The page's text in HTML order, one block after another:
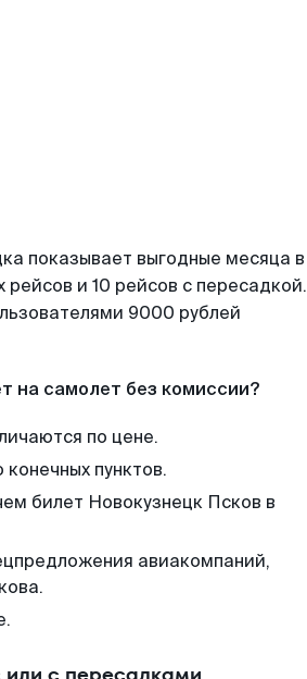
показывает выгодные месяца в
и 10 рейсов с пересадкой.
9000 рублей
на самолет без комиссии?
по цене.
пунктов.
билет Новокузнецк Псков в
авиакомпаний,